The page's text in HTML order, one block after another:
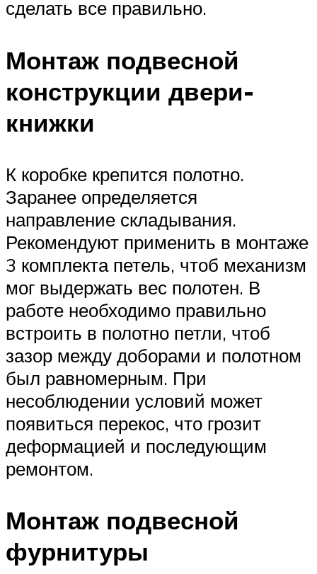
сделать все правильно.
Монтаж подвесной
конструкции двери-
книжки
К коробке крепится полотно.
Заранее определяется
направление складывания.
Рекомендуют применить в монтаже
3 комплекта петель, чтоб механизм
мог выдержать вес полотен. В
работе необходимо правильно
встроить в полотно петли, чтоб
зазор между доборами и полотном
был равномерным. При
несоблюдении условий может
появиться перекос, что грозит
деформацией и последующим
ремонтом.
Монтаж подвесной
фурнитуры